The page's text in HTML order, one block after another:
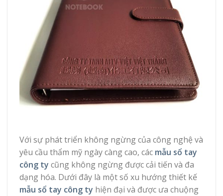
Với sự phát triển không ngừng của công nghệ và
yêu cầu thẩm mỹ ngày càng cao, các mẫu sổ tay
công ty cũng không ngừng được cải tiến và đa
dạng hóa. Dưới đây là một số xu hướng thiết kế
mẫu sổ tay công ty hiện đại và được ưa chuộng